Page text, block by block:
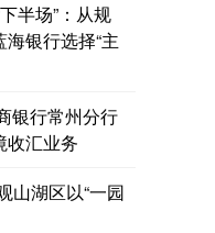
半场”：从规
银行选择“主
银行常州分行
收汇业务
山湖区以“一园